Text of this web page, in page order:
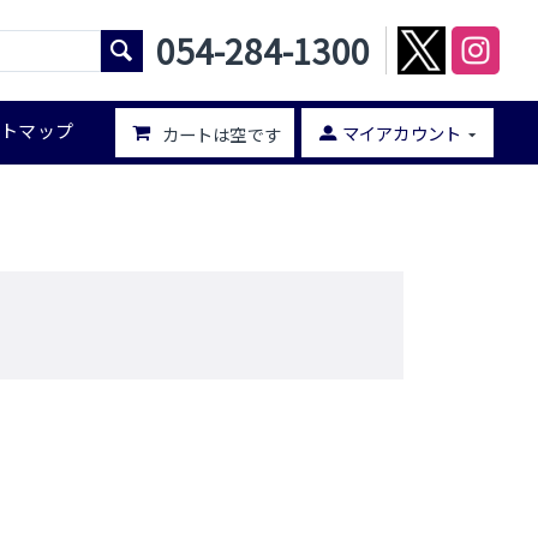
054-284-1300
マップ カートは空です マイアカウント